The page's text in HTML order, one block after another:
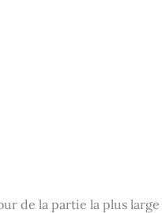
de la partie la plus